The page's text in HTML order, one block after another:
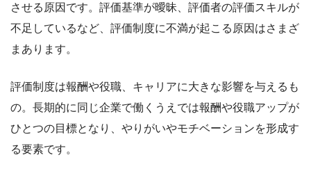
させる原因です。評価基準が曖昧、評価者の評価スキルが
不足しているなど、評価制度に不満が起こる原因はさまざ
まあります。
評価制度は報酬や役職、キャリアに大きな影響を与えるも
の。長期的に同じ企業で働くうえでは報酬や役職アップが
ひとつの目標となり、やりがいやモチベーションを形成す
る要素です。